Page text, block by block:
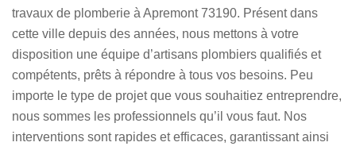
travaux de plomberie à Apremont 73190. Présent dans
cette ville depuis des années, nous mettons à votre
disposition une équipe d’artisans plombiers qualifiés et
compétents, prêts à répondre à tous vos besoins. Peu
importe le type de projet que vous souhaitiez entreprendre,
nous sommes les professionnels qu’il vous faut. Nos
interventions sont rapides et efficaces, garantissant ainsi